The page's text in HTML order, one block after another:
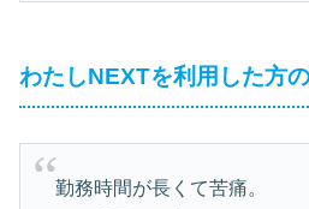
わたしNEXTを利用した方
勤務時間が長くて苦痛。